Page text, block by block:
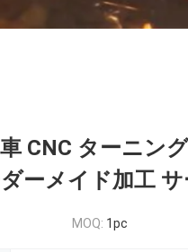
CNC ターニン
ーメイド加工 サ
MOQ: 1pc